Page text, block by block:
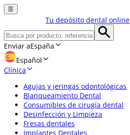
☰
Tu depósito dental online
Enviar aEspaña
Español
Clínica
Agujas y jeringas odontológicas
Blanqueamiento Dental
Consumibles de cirugía dental
Desinfección y Limpieza
Fresas dentales
Implantes Dentales